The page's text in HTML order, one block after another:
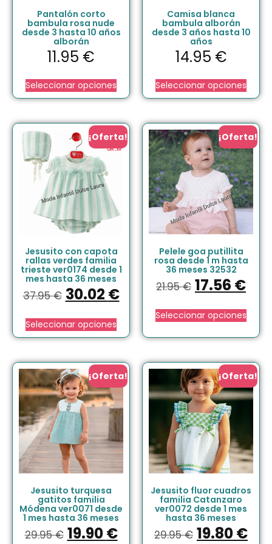
Pantalón corto
bambula rosa nude
desde 3 hasta 10 años
alborán
11.95 €
Seleccionar opciones
Camisa blanca
bambula alborán
desde 3 años hasta 10
años
14.95 €
Seleccionar opciones
¡Oferta!
Jesusito con capota
rallas verdes familia
trieste ver0174 desde 1
mes hasta 36 meses
37.95€ 30.02 €
Seleccionar opciones
¡Oferta!
Pelele goa putillita
rosa desde 1 m hasta
36 meses 32532
21.95€ 17.56 €
Seleccionar opciones
¡Oferta!
Jesusito turquesa
gatitos familia
Módena ver0071 desde
1 mes hasta 36 meses
29.95€ 19.90€
¡Oferta!
Jesusito fluor cuadros
familia Catanzaro
ver0072 desde 1 mes
hasta 36 meses
29.95€ 19.80€